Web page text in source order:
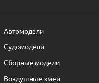
Автомодели
Судомодели
Сборные модели
Воздушные змеи